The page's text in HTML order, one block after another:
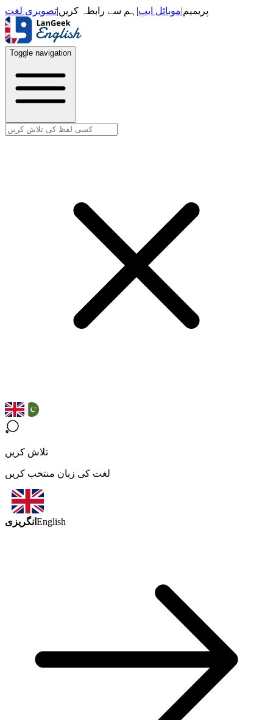
پریمیم|موبائل ایپ| ہم سے رابطہ کریں|تصویری لغت
Toggle navigation
تلاش کریں
لغت کی زبان منتخب کریں
انگریزی English